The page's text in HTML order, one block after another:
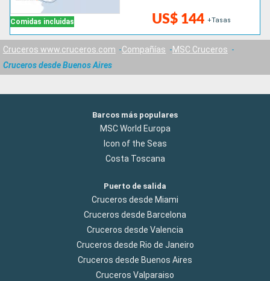
Comidas incluidas US$ 144 +Tasas
Cruceros www.cruceros.com Compañías
MSC Cruceros
Cruceros desde Buenos Aires
Barcos más populares
MSC World Europa
Icon of the Seas
Costa Toscana
Puerto de salida
Cruceros desde Miami
Cruceros desde Barcelona
Cruceros desde Valencia
Cruceros desde Rio de Janeiro
Cruceros desde Buenos Aires
Cruceros Valparaiso